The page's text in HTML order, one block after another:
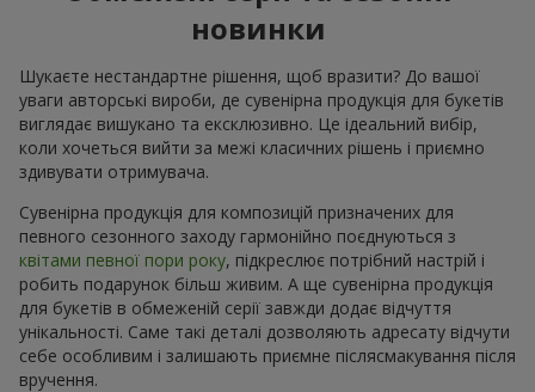
новинки
Шукаєте нестандартне рішення, щоб вразити? До вашої
уваги авторські вироби, де сувенірна продукція для букетів
виглядає вишукано та ексклюзивно. Це ідеальний вибір,
коли хочеться вийти за межі класичних рішень і приємно
здивувати отримувача.
Сувенірна продукція для композицій призначених для
певного сезонного заходу гармонійно поєднуються з
квітами певної пори року, підкреслює потрібний настрій і
робить подарунок більш живим. А ще сувенірна продукція
для букетів в обмеженій серії завжди додає відчуття
унікальності. Саме такі деталі дозволяють адресату відчути
себе особливим і залишають приємне післясмакування після
вручення.